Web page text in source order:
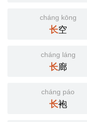
cháng kōng
长空
cháng láng
长廊
cháng páo
长袍